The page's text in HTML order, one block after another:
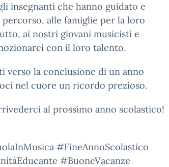
insegnanti che hanno guidato e
alle famiglie per la loro
ai nostri giovani musicisti e
con il loro talento.
verso la conclusione di un anno
nel cuore un ricordo prezioso.
al prossimo anno scolastico!
#FineAnnoScolastico
#BuoneVacanze